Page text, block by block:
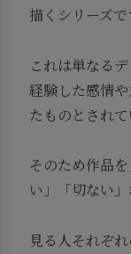
描くシリーズで
これは単なる
経験した感情
たものとされて
そのため作品
い」「切ない」
見る人それぞ